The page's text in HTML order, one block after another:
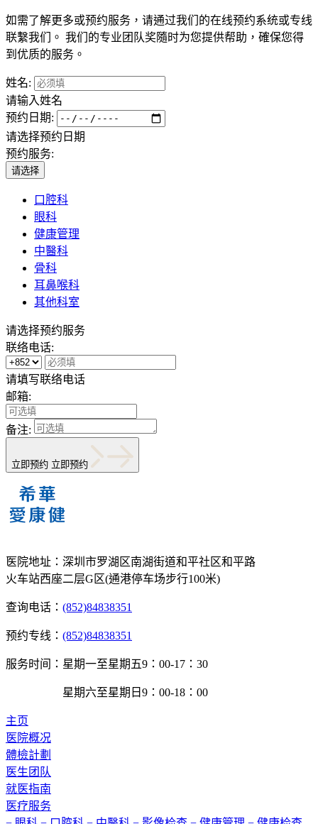
如需了解更多或预约服务，请通过我们的在线预约系统或专线
联繫我们。 我们的专业团队奖隨时为您提供帮助，確保您得
到优质的服务。
姓名:
请输入姓名
预约日期:
请选择预约日期
预约服务:
请选择
口腔科
眼科
健康管理
中醫科
骨科
耳鼻喉科
其他科室
请选择预约服务
联络电话:
请填写联络电话
邮箱:
备注:
立即预约 立即预约
医院地址： 深圳市罗湖区南湖街道和平社区和平路
火车站西座二层G区(通港停车场步行100米)
查询电话： (852)84838351
预约专线： (852)84838351
服务时间： 星期一至星期五9：00-17：30
星期六至星期日9：00-18：00
主页
医院概况
體檢計劃
医生团队
就医指南
医疗服务